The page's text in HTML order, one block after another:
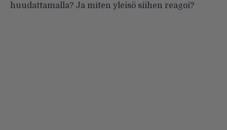
huudattamalla? Ja miten yleisö siihen reagoi?